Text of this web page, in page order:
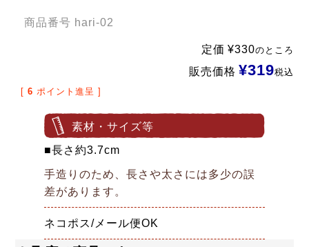
商品番号 hari-02
定価 ¥330のところ
販売価格 ¥319税込
[ 6 ポイント進呈 ]
素材・サイズ等
■長さ約3.7cm
手造りのため、長さや太さには多少の誤
差があります。
ネコポス/メール便OK